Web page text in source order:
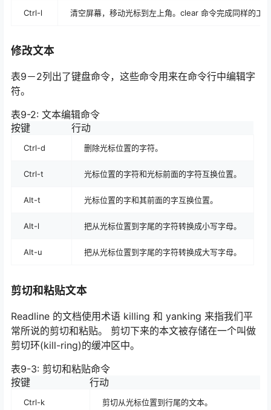
Ctrl-l 清空屏幕，移动光标到左上角。clear 命令完成同样的工
修改文本
表9－2列出了键盘命令，这些命令用来在命令行中编辑字
符。
表9-2: 文本编辑命令
按键
行动
Ctrl-d 删除光标位置的字符。
Ctrl-t 光标位置的字符和光标前面的字符互换位置。
Alt-t 光标位置的字和其前面的字互换位置。
Alt-l 把从光标位置到字尾的字符转换成小写字母。
Alt-u 把从光标位置到字尾的字符转换成大写字母。
剪切和粘贴文本
Readline 的文档使用术语 killing 和 yanking 来指我们平
常所说的剪切和粘贴。 剪切下来的本文被存储在一个叫做
剪切环(kill-ring)的缓冲区中。
表9-3: 剪切和粘贴命令
按键
行动
Ctrl-k 剪切从光标位置到行尾的文本。